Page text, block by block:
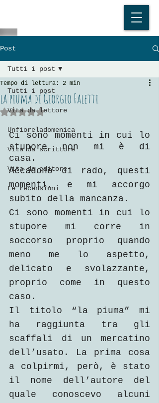
Post
Tutti i post
Vita da lettore
Unfioreladomenica
Vita da scrittore
Vita da editore
Le recensioni
Tutti i post
la piuma di Giorgio Faletti
Tempo di lettura: 2 min
Valutazione NaN stelle su 5.
Ci sono momenti in cui lo
stupore non mi è di
casa.
Accadono di rado, questi
momenti, e mi accorgo
subito della mancanza.
Ci sono momenti in cui lo
stupore mi corre in
soccorso proprio quando
meno me lo aspetto,
delicato e svolazzante,
proprio come in questo
caso.
Il titolo “la piuma” mi
ha raggiunta tra gli
scaffali di un mercatino
dell’usato. La prima cosa
a colpirmi, però, è stato
il nome dell’autore del
quale conoscevo alcuni